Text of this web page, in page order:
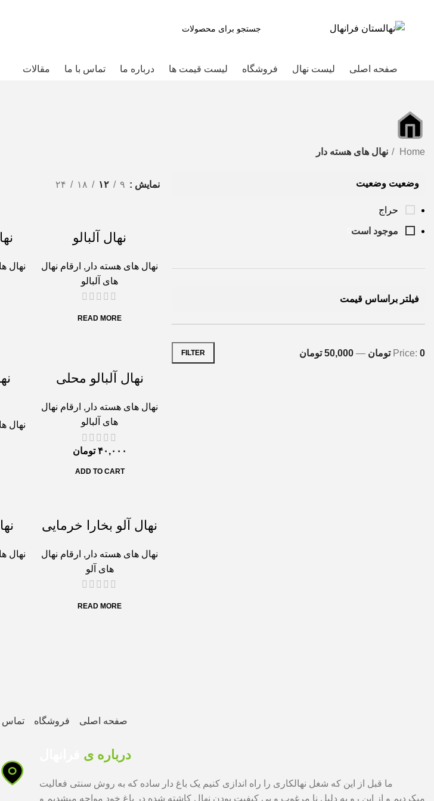
صفحه اصلی لیست نهال فروشگاه لیست قیمت ها درباره ما تماس با ما مقالات
Home نهال های هسته دار
وضعیت وضعیت
حراج
موجود است
فیلتر براساس قیمت
FILTER Price: 0 تومان — 50,000 تومان
نمایش ۹ ۱۲ ۱۸ ۲۴
نهال آلبالو
نهال های هسته دار , ارقام نهال
های آلبالو
READ MORE
نهال
نهال آلبالو محلی
نهال های هسته دار , ارقام نهال
های آلبالو
۴۰,۰۰۰ تومان
ADD TO CART
نهال
نهال آلو بخارا خرمایی
نهال های هسته دار , ارقام نهال
های آلو
READ MORE
نهال
صفحه اصلی فروشگاه تماس
درباره ی
ما قبل از این که شغل نهالکاری را راه اندازی کنیم یک باغ دار ساده که به روش سنتی فعالیت
میکردیم و از این رو به دلیل نا مرغوب و بی کیفیت بودن نهال کاشته شده در باغ خود مواجه میشدیم و